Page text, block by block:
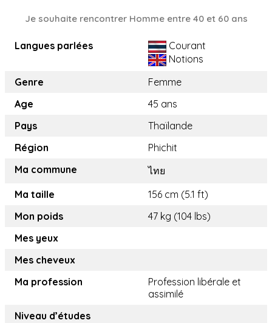
Je souhaite rencontrer Homme entre 40 et 60 ans
Langues parlées
Courant
Notions
Genre
Femme
Age
45 ans
Pays
Thaïlande
Région
Phichit
Ma commune
ไทย
Ma taille
156 cm (5.1 ft)
Mon poids
47 kg (104 lbs)
Mes yeux
Mes cheveux
Ma profession
Profession libérale et
assimilé
Niveau d’études